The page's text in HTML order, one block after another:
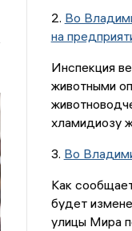
2. Во
на
Инспекция
животными
хламидиозу
3. Во
Как
будет
улицы Мира